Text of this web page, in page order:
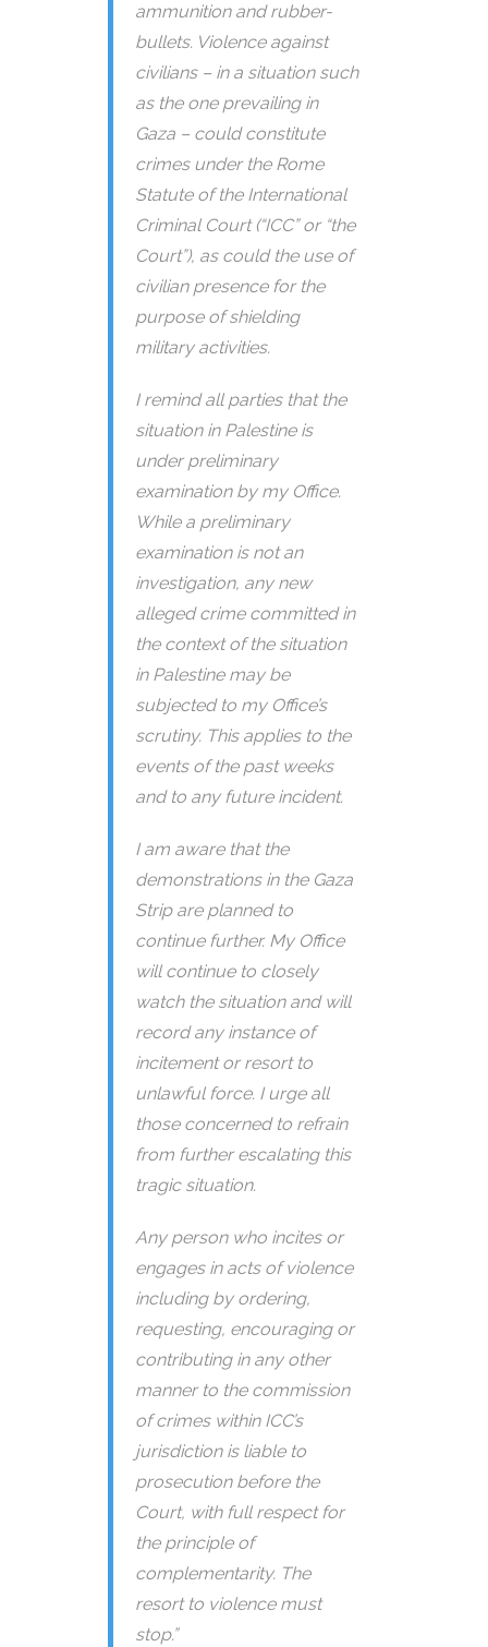
ammunition and rubber-
bullets. Violence against
civilians – in a situation such
as the one prevailing in
Gaza – could constitute
crimes under the Rome
Statute of the International
Criminal Court (“ICC” or “the
Court”), as could the use of
civilian presence for the
purpose of shielding
military activities.
I remind all parties that the
situation in Palestine is
under preliminary
examination by my Office.
While a preliminary
examination is not an
investigation, any new
alleged crime committed in
the context of the situation
in Palestine may be
subjected to my Office’s
scrutiny. This applies to the
events of the past weeks
and to any future incident.
I am aware that the
demonstrations in the Gaza
Strip are planned to
continue further. My Office
will continue to closely
watch the situation and will
record any instance of
incitement or resort to
unlawful force. I urge all
those concerned to refrain
from further escalating this
tragic situation.
Any person who incites or
engages in acts of violence
including by ordering,
requesting, encouraging or
contributing in any other
manner to the commission
of crimes within ICC’s
jurisdiction is liable to
prosecution before the
Court, with full respect for
the principle of
complementarity. The
resort to violence must
stop.”